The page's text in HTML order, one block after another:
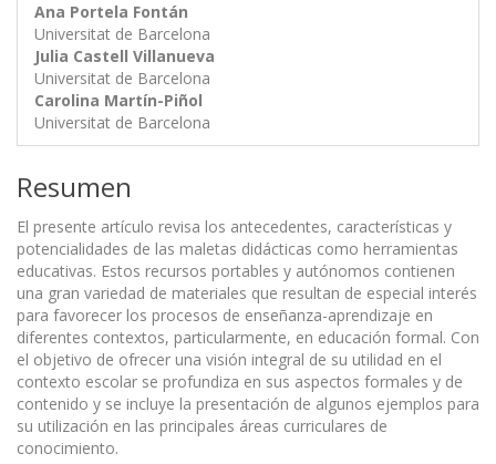
Ana Portela Fontán
Universitat de Barcelona
Julia Castell Villanueva
Universitat de Barcelona
Carolina Martín-Piñol
Universitat de Barcelona
Resumen
El presente artículo revisa los antecedentes, características y
potencialidades de las maletas didácticas como herramientas
educativas. Estos recursos portables y autónomos contienen
una gran variedad de materiales que resultan de especial interés
para favorecer los procesos de enseñanza-aprendizaje en
diferentes contextos, particularmente, en educación formal. Con
el objetivo de ofrecer una visión integral de su utilidad en el
contexto escolar se profundiza en sus aspectos formales y de
contenido y se incluye la presentación de algunos ejemplos para
su utilización en las principales áreas curriculares de
conocimiento.